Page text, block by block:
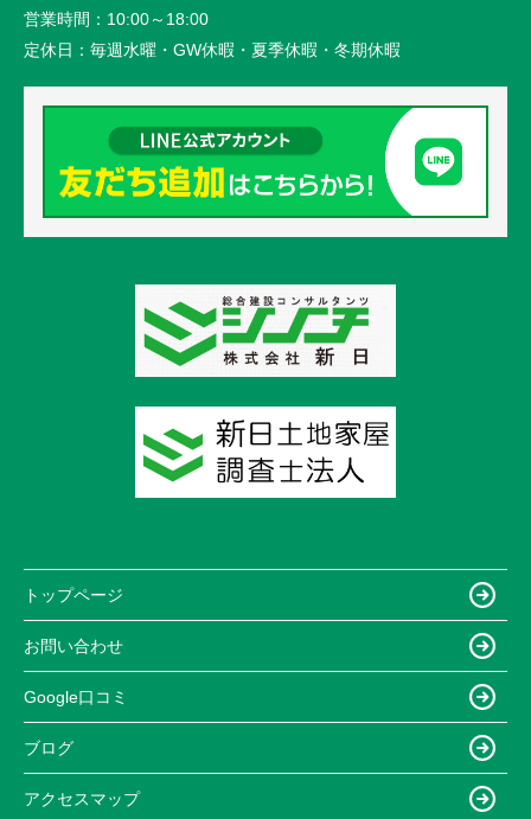
営業時間： 10:00～18:00
定休日： 毎週水曜・GW休暇・夏季休暇・冬期休暇
トップページ
お問い合わせ
Google口コミ
ブログ
アクセスマップ